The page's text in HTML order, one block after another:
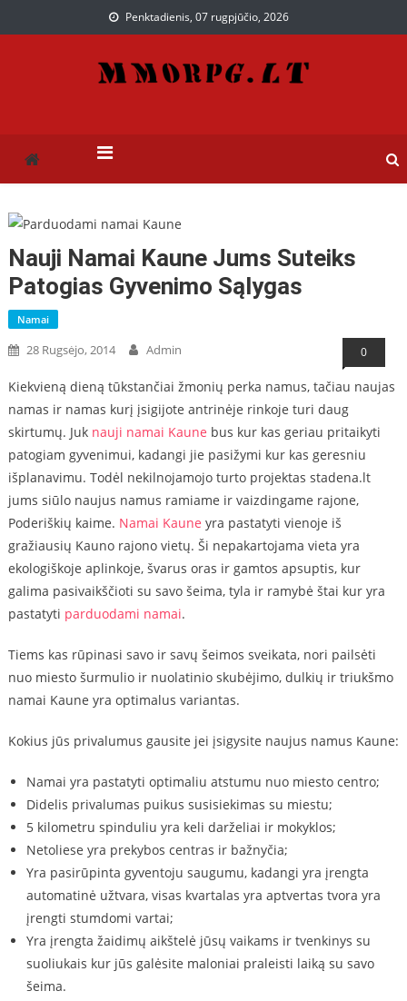
Penktadienis, 07 rugpjūčio, 2026
praversti ir jums
Nauji Namai Kaune Jums Suteiks
Patogias Gyvenimo Sąlygas
Namai
28 Rugsėjo, 2014 Admin 0
Kiekvieną dieną tūkstančiai žmonių perka namus, tačiau naujas
namas ir namas kurį įsigijote antrinėje rinkoje turi daug
skirtumų. Juk nauji namai Kaune bus kur kas geriau pritaikyti
patogiam gyvenimui, kadangi jie pasižymi kur kas geresniu
išplanavimu. Todėl nekilnojamojo turto projektas stadena.lt
jums siūlo naujus namus ramiame ir vaizdingame rajone,
Poderiškių kaime. Namai Kaune yra pastatyti vienoje iš
gražiausių Kauno rajono vietų. Ši nepakartojama vieta yra
ekologiškoje aplinkoje, švarus oras ir gamtos apsuptis, kur
galima pasivaikščioti su savo šeima, tyla ir ramybė štai kur yra
pastatyti parduodami namai.
Tiems kas rūpinasi savo ir savų šeimos sveikata, nori pailsėti
nuo miesto šurmulio ir nuolatinio skubėjimo, dulkių ir triukšmo
namai Kaune yra optimalus variantas.
Kokius jūs privalumus gausite jei įsigysite naujus namus Kaune:
Namai yra pastatyti optimaliu atstumu nuo miesto centro;
Didelis privalumas puikus susisiekimas su miestu;
5 kilometru spinduliu yra keli darželiai ir mokyklos;
Netoliese yra prekybos centras ir bažnyčia;
Yra pasirūpinta gyventoju saugumu, kadangi yra įrengta
automatinė užtvara, visas kvartalas yra aptvertas tvora yra
įrengti stumdomi vartai;
Yra įrengta žaidimų aikštelė jūsų vaikams ir tvenkinys su
suoliukais kur jūs galėsite maloniai praleisti laiką su savo
šeima.